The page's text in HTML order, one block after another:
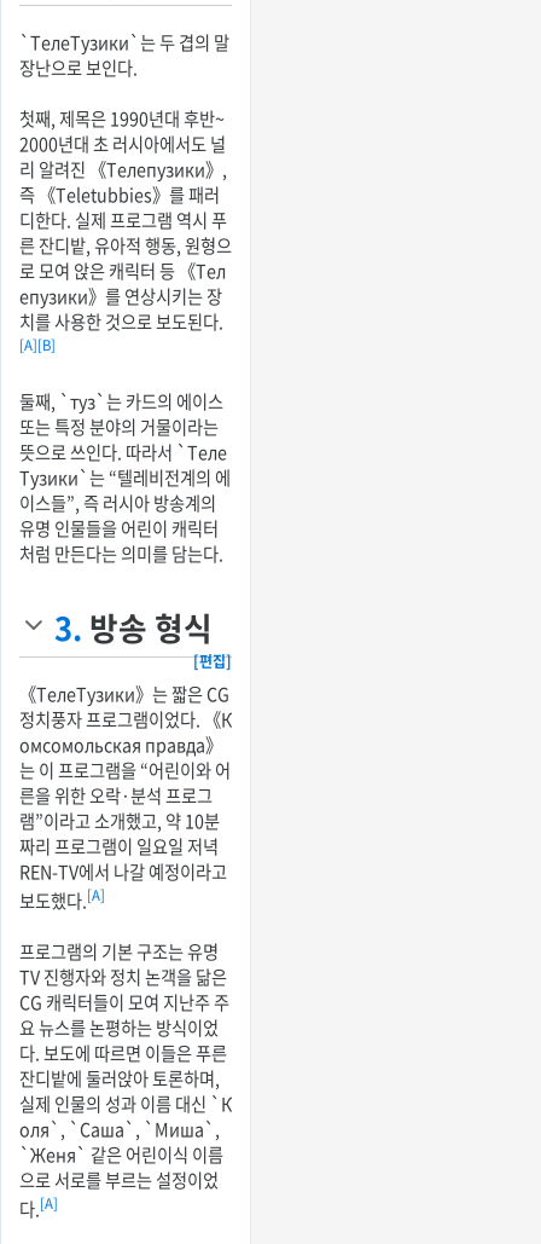
`ТелеТузики`는 두 겹의 말
장난으로 보인다.
첫째, 제목은 1990년대 후반~
2000년대 초 러시아에서도 널
리 알려진 《Телепузики》,
즉 《Teletubbies》를 패러
디한다. 실제 프로그램 역시 푸
른 잔디밭, 유아적 행동, 원형으
로 모여 앉은 캐릭터 등 《Тел
епузики》를 연상시키는 장
치를 사용한 것으로 보도된다.
[A][B]
둘째, `туз`는 카드의 에이스
또는 특정 분야의 거물이라는
뜻으로 쓰인다. 따라서 `Теле
Тузики`는 “텔레비전계의 에
이스들”, 즉 러시아 방송계의
유명 인물들을 어린이 캐릭터
처럼 만든다는 의미를 담는다.
3. 방송 형식
[편집]
《ТелеТузики》는 짧은 CG
정치풍자 프로그램이었다. 《К
омсомольская правда》
는 이 프로그램을 “어린이와 어
른을 위한 오락·분석 프로그
램”이라고 소개했고, 약 10분
짜리 프로그램이 일요일 저녁
REN-TV에서 나갈 예정이라고
보도했다.[A]
프로그램의 기본 구조는 유명
TV 진행자와 정치 논객을 닮은
CG 캐릭터들이 모여 지난주 주
요 뉴스를 논평하는 방식이었
다. 보도에 따르면 이들은 푸른
잔디밭에 둘러앉아 토론하며,
실제 인물의 성과 이름 대신 `К
оля`, `Саша`, `Миша`,
`Женя` 같은 어린이식 이름
으로 서로를 부르는 설정이었
다.[A]